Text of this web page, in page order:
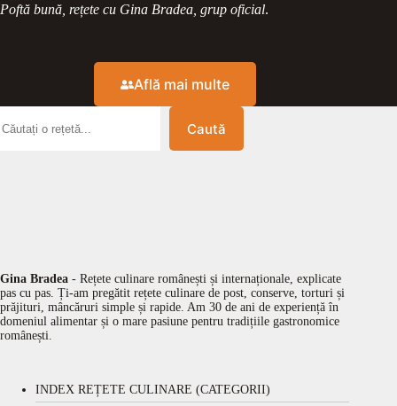
Poftă bună, rețete cu Gina Bradea, grup oficial.
Află mai multe
Caută
Gina Bradea - Rețete culinare românești și internaționale, explicate
pas cu pas. Ți-am pregătit rețete culinare de post, conserve, torturi și
prăjituri, mâncăruri simple și rapide. Am 30 de ani de experiență în
domeniul alimentar și o mare pasiune pentru tradițiile gastronomice
românești.
INDEX REȚETE CULINARE (CATEGORII)